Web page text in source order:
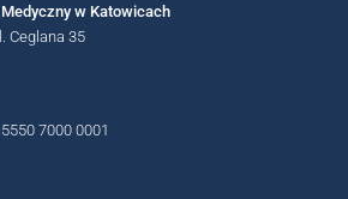
w Katowicach
Ceglana 35
7000 0001